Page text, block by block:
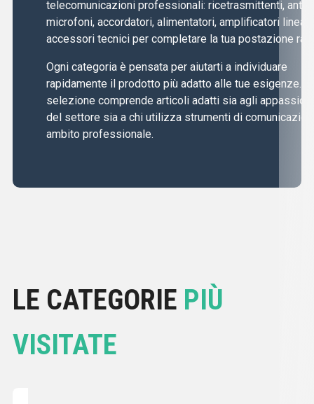
telecomunicazioni professionali: ricetrasmittenti,
microfoni, accordatori, alimentatori, amplificatori
accessori tecnici per completare la tua postazione
Ogni categoria è pensata per aiutarti a individuare
rapidamente il prodotto più adatto alle tue esigenze.
selezione comprende articoli adatti sia agli
del settore sia a chi utilizza strumenti di
ambito professionale.
LE CATEGORIE PIÙ
VISITATE